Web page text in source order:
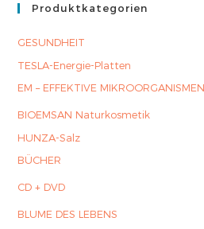
Produktkategorien
GESUNDHEIT
TESLA-Energie-Platten
EM – EFFEKTIVE MIKROORGANISMEN
BIOEMSAN Naturkosmetik
HUNZA-Salz
BÜCHER
CD + DVD
BLUME DES LEBENS